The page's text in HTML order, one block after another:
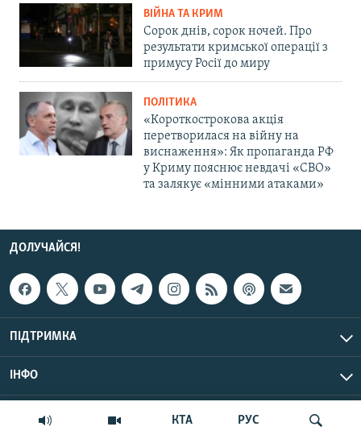
КТА РУС
ВІЙНА ТА КРИМ
Сорок днів, сорок ночей. Про
результати кримської операції з
примусу Росії до миру
ПОЛІТИКА
«Короткострокова акція
перетворилася на війну на
виснаження»: Як пропаганда РФ
у Криму пояснює невдачі «СВО»
та залякує «мінними атаками»
ДОЛУЧАЙСЯ!
ПІДТРИМКА
ІНФО
© Крим.Реалії, 2026 | Усі права застережено.